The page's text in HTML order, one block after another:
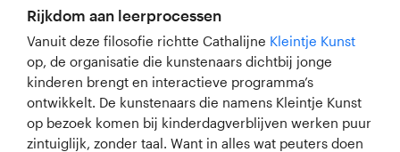
Rijkdom aan leerprocessen
Vanuit deze filosofie richtte Cathalijne Kleintje Kunst
op, de organisatie die kunstenaars dichtbij jonge
kinderen brengt en interactieve programma’s
ontwikkelt. De kunstenaars die namens Kleintje Kunst
op bezoek komen bij kinderdagverblijven werken puur
zintuiglijk, zonder taal. Want in alles wat peuters doen